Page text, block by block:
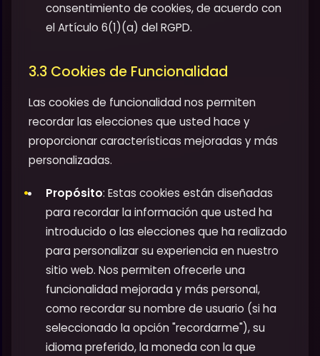
consentimiento de cookies, de acuerdo con
el Artículo 6(1)(a) del RGPD.
3.3 Cookies de Funcionalidad
Las cookies de funcionalidad nos permiten
recordar las elecciones que usted hace y
proporcionar características mejoradas y más
personalizadas.
Propósito: Estas cookies están diseñadas
para recordar la información que usted ha
introducido o las elecciones que ha realizado
para personalizar su experiencia en nuestro
sitio web. Nos permiten ofrecerle una
funcionalidad mejorada y más personal,
como recordar su nombre de usuario (si ha
seleccionado la opción "recordarme"), su
idioma preferido, la moneda con la que